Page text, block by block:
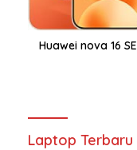
Huawei nova 16 SE
Laptop Terbaru